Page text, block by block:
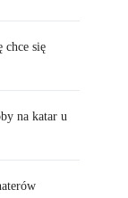
chce się
na katar u